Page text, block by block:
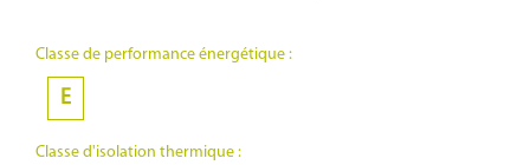
Classe de performance énergétique :
E
Classe d'isolation thermique :